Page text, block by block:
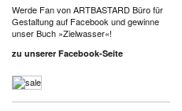
Werde Fan von ARTBASTARD Büro für
Gestaltung auf Facebook und gewinne
unser Buch »Zielwasser«!
zu unserer Facebook-Seite